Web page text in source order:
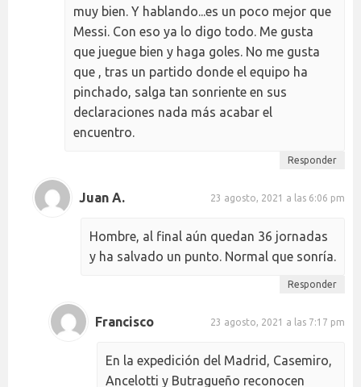
muy bien. Y hablando...es un poco mejor que
Messi. Con eso ya lo digo todo. Me gusta
que juegue bien y haga goles. No me gusta
que , tras un partido donde el equipo ha
pinchado, salga tan sonriente en sus
declaraciones nada más acabar el
encuentro.
Responder
Juan A. 23 agosto, 2021 a las 6:06 pm
Hombre, al final aún quedan 36 jornadas
y ha salvado un punto. Normal que sonría.
Responder
Francisco 23 agosto, 2021 a las 7:17 pm
En la expedición del Madrid, Casemiro,
Ancelotti y Butragueño reconocen